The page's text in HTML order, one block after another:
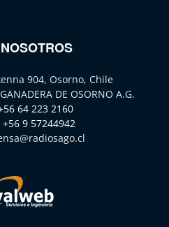
904, Osorno, Chile
DE OSORNO A.G.
64 223 2160
+56 9 57244942